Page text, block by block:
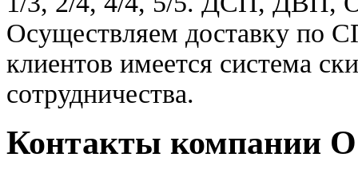
Осуществляем доставку по
клиентов имеется система
сотрудничества.
Контакты